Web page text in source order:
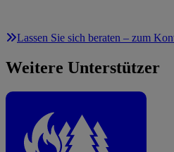
Lassen Sie sich beraten – zum
Weitere Unterstützer